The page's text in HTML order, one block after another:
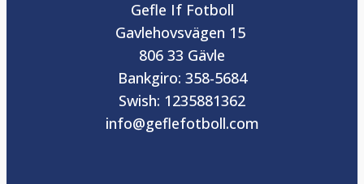
Gefle If Fotboll
Gavlehovsvägen 15
806 33 Gävle
Bankgiro: 358-5684
Swish: 1235881362
info@geflefotboll.com